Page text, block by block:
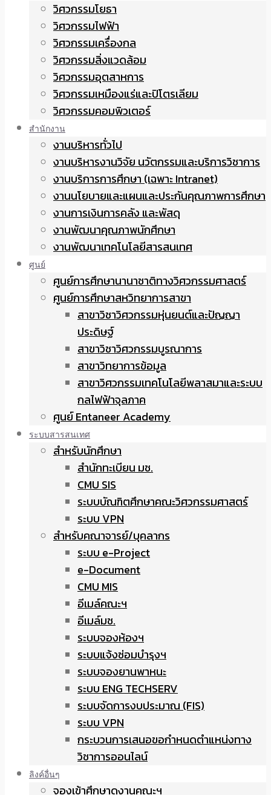
วิศวกรรมโยธา
วิศวกรรมไฟฟ้า
วิศวกรรมเครื่องกล
วิศวกรรมสิ่งแวดล้อม
วิศวกรรมอุตสาหการ
วิศวกรรมเหมืองแร่และปิโตรเลียม
วิศวกรรมคอมพิวเตอร์
สำนักงาน
งานบริหารทั่วไป
งานบริหารงานวิจัย นวัตกรรมและบริการวิชาการ
งานบริการการศึกษา (เฉพาะ Intranet)
งานนโยบายและแผนและประกันคุณภาพการศึกษา
งานการเงินการคลัง และพัสดุ
งานพัฒนาคุณภาพนักศึกษา
งานพัฒนาเทคโนโลยีสารสนเทศ
ศูนย์
ศูนย์การศึกษานานาชาติทางวิศวกรรมศาสตร์
ศูนย์การศึกษาสหวิทยาการสาขา
สาขาวิชาวิศวกรรมหุ่นยนต์และปัญญา
ประดิษฐ์
สาขาวิชาวิศวกรรมบูรณาการ
สาขาวิทยาการข้อมูล
สาขาวิศวกรรมเทคโนโลยีพลาสมาและระบบ
กลไฟฟ้าจุลภาค
ศูนย์ Entaneer Academy
ระบบสารสนเทศ
สำหรับนักศึกษา
สำนักทะเบียน มช.
CMU SIS
ระบบบัณฑิตศึกษาคณะวิศวกรรมศาสตร์
ระบบ VPN
สำหรับคณาจารย์/บุคลากร
ระบบ e-Project
e-Document
CMU MIS
อีเมล์คณะฯ
อีเมล์มช.
ระบบจองห้องฯ
ระบบแจ้งซ่อมบำรุงฯ
ระบบจองยานพาหนะ
ระบบ ENG TECHSERV
ระบบจัดการงบประมาณ (FIS)
ระบบ VPN
กระบวนการเสนอขอกำหนดตำแหน่งทาง
วิชาการออนไลน์
ลิงค์อื่นๆ
จองเข้าศึกษาดูงานคณะฯ